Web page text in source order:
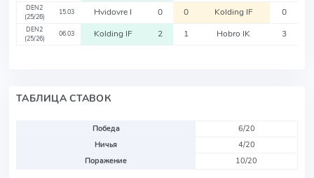
DEN2
(25/26)
15.03 Hvidovre I 0 0 Kolding IF 0
DEN2
(25/26)
06.03 Kolding IF 2 1 Hobro IK 3
ТАБЛИЦА СТАВОК
Победа
6/20
Ничья
4/20
Поражение
10/20